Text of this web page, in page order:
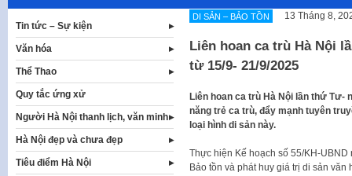
DI SẢN – BẢO TỒN 13 Tháng 8,
Liên hoan ca trù Hà Nội
từ 15/9- 21/9/2025
Liên hoan ca trù Hà Nội lần thứ Tư-
năng trẻ ca trù, đẩy mạnh tuyên
loại hình di sản này.
Thực hiện Kế hoạch số 55/KH-
Bảo tồn và phát huy giá trị di sản
Tin tức – Sự kiện
Văn hóa
Thể Thao
Quy tắc ứng xử
Người Hà Nội thanh lịch, văn minh
Hà Nội đẹp và chưa đẹp
Tiêu điểm Hà Nội